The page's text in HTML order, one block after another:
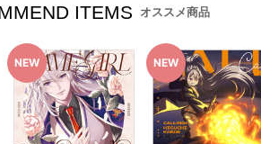
ムコフィルムワークス
ITEMS オススメ商品